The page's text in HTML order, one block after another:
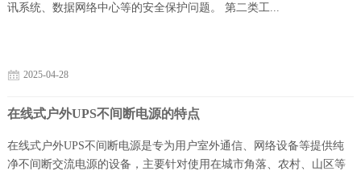
讯系统、数据网络中心等的安全保护问题。 第二类工...
2025-04-28
在线式户外UPS不间断电源的特点
在线式户外UPS不间断电源是专为用户室外通信、网络设备等提供纯
净不间断交流电源的设备，主要针对使用在城市角落、农村、山区等